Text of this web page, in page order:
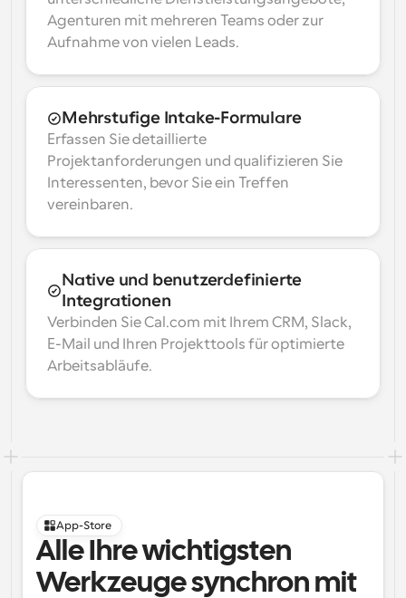
Agenturen mit mehreren Teams oder zur
Aufnahme von vielen Leads.
Mehrstufige Intake-Formulare
Erfassen Sie detaillierte
Projektanforderungen und qualifizieren Sie
Interessenten, bevor Sie ein Treffen
vereinbaren.
Native und benutzerdefinierte
Integrationen
Verbinden Sie Cal.com mit Ihrem CRM, Slack,
E-Mail und Ihren Projekttools für optimierte
Arbeitsabläufe.
App-Store
Alle Ihre wichtigsten
Werkzeuge synchron mit